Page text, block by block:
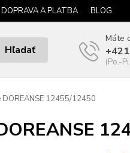
DOPRAVA A PLATBA BLOG
Hľadať
Máte
(Po.-
12455/12450